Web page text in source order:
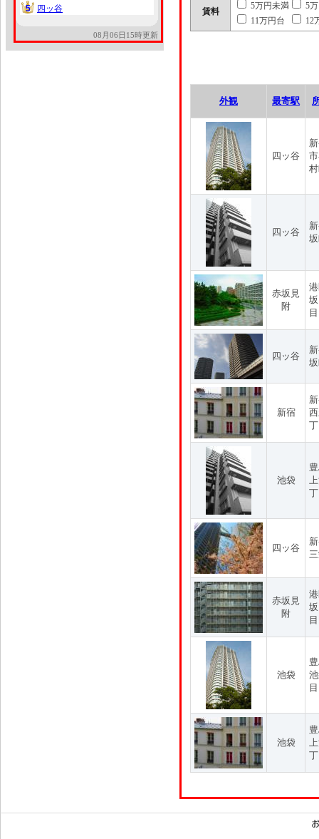
5
5 四ッ谷
08月06日15時更新
賃料
5万円未満
5
11万円台
12
外観 最寄駅
四ッ谷
四ッ谷
赤坂見
附
目
四ッ谷
新宿
池袋
四ッ谷
赤坂見
附
目
池袋
目
池袋